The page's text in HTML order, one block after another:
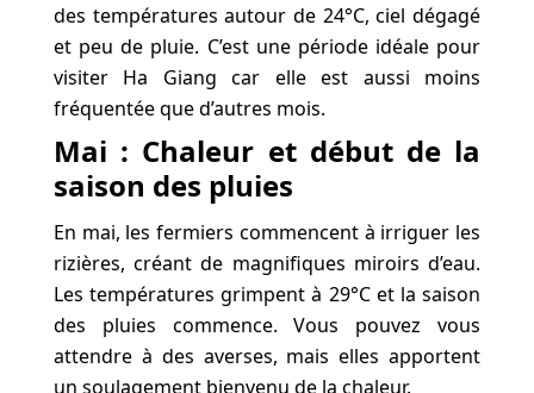
des températures autour de 24°C, ciel dégagé
et peu de pluie. C’est une période idéale pour
visiter Ha Giang car elle est aussi moins
fréquentée que d’autres mois.
Mai : Chaleur et début de la
saison des pluies
En mai, les fermiers commencent à irriguer les
rizières, créant de magnifiques miroirs d’eau.
Les températures grimpent à 29°C et la saison
des pluies commence. Vous pouvez vous
attendre à des averses, mais elles apportent
un soulagement bienvenu de la chaleur.